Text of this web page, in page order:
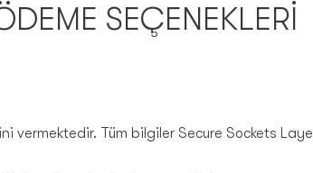
SEÇENEKLERI
Tüm bilgiler Secure Sockets